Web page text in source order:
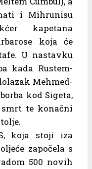
i Mihrunisu
kapetana
koja će
U nastavku
kada Rustem-
Mehmed-
kod Sigeta,
te konačni
koja stoji iza
započela s
500 novih